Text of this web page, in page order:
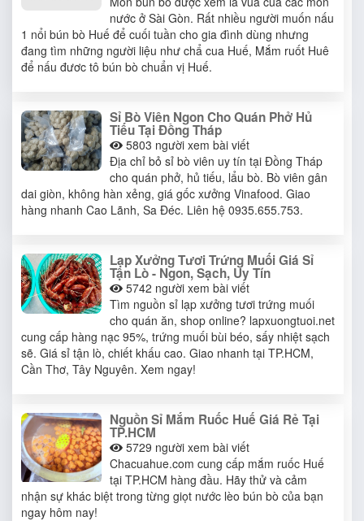
nước ở Sài Gòn. Rất nhiều người muốn nấu
1 nổi bún bò Huế để cuối tuần cho gia đình dùng nhưng
đang tìm những người liệu như chẩ cua Huế, Mắm ruốt Huê
để nấu đươc tô bún bò chuẩn vị Huế.
Sỉ Bò Viên Ngon Cho Quán Phở Hủ
Tiếu Tại Đồng Tháp
5803 người xem bài viết
Địa chỉ bỏ sỉ bò viên uy tín tại Đồng Tháp
cho quán phở, hủ tiếu, lẩu bò. Bò viên gân
dai giòn, không hàn xẻng, giá gốc xưởng Vinafood. Giao
hàng nhanh Cao Lãnh, Sa Đéc. Liên hệ 0935.655.753.
Lạp Xưởng Tươi Trứng Muối Giá Sỉ
Tận Lò - Ngon, Sạch, Uy Tín
5742 người xem bài viết
Tìm nguồn sỉ lạp xưởng tươi trứng muối
cho quán ăn, shop online? lapxuongtuoi.net
cung cấp hàng nạc 95%, trứng muối bùi béo, sấy nhiệt sạch
sẽ. Giá sỉ tận lò, chiết khấu cao. Giao nhanh tại TP.HCM,
Cần Thơ, Tây Nguyên. Xem ngay!
Nguồn Sỉ Mắm Ruốc Huế Giá Rẻ Tại
TP.HCM
5729 người xem bài viết
Chacuahue.com cung cấp mắm ruốc Huế
tại TP.HCM hàng đầu. Hãy thử và cảm
nhận sự khác biệt trong từng giọt nước lèo bún bò của bạn
ngay hôm nay!